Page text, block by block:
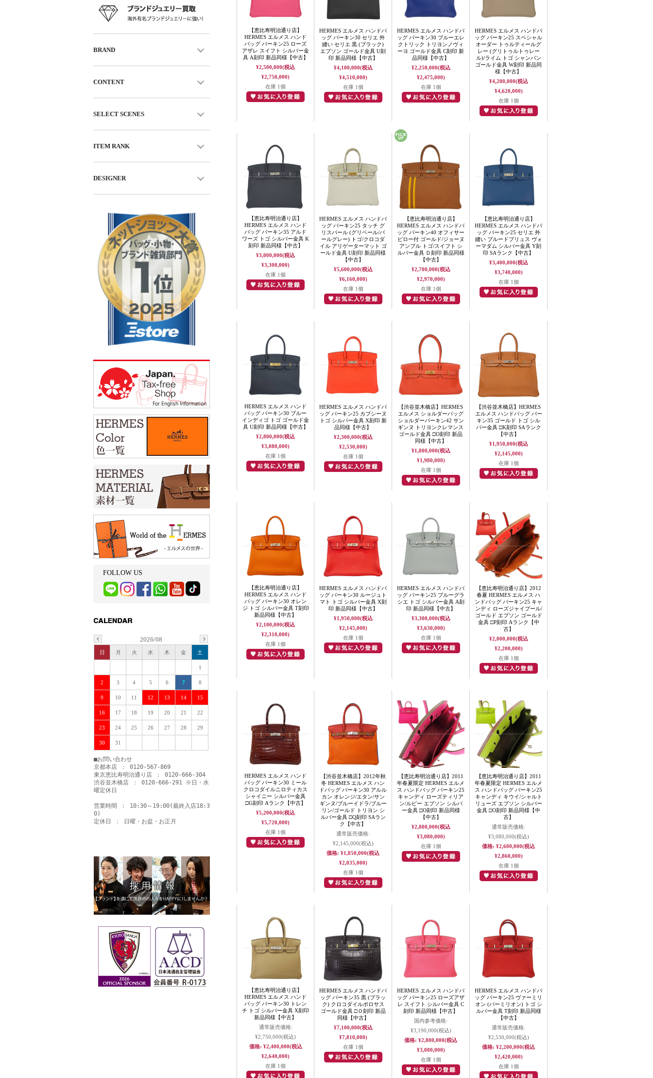
【恵比寿明治通り店】
HERMES エルメス ハンド
バッグ バーキン25 ローズ
アザレ スイフト シルバー金
具 A刻印 新品同様【中古】
¥2,500,000(税込
¥2,750,000)
在庫 1個
HERMES エルメス ハンドバ
ッグ バーキン30 セリエ 外
縫い セリエ 黒 (ブラック)
エプソン ゴールド金具 U刻
印 新品同様【中古】
¥4,100,000(税込
¥4,510,000)
在庫 1個
HERMES エルメス ハンドバ
ッグ バーキン30 ブルーエレ
クトリック トリヨンノヴィ
ーヨ ゴールド金具 C刻印 新
品同様【中古】
¥2,250,000(税込
¥2,475,000)
在庫 1個
HERMES エルメス ハンドバ
ッグ バーキン25 スペシャル
オーダー トゥルティールグ
レー (グリトゥルトゥレー
ル)/ライム トゴ シャンパン
ゴールド金具 W刻印 新品同
様【中古】
¥4,200,000(税込
¥4,620,000)
在庫 1個
【恵比寿明治通り店】
HERMES エルメス ハンド
バッグ バーキン35 アルド
ワーズ トゴ シルバー金具 K
刻印 新品同様【中古】
¥3,000,000(税込
¥3,300,000)
在庫 1個
HERMES エルメス ハンドバ
ッグ バーキン25 タッチ グ
リスパール (グリペール/パ
ールグレー) トゴ/クロコダ
イル アリゲーターマット ゴ
ールド金具 U刻印 新品同様
【中古】
¥5,600,000(税込
¥6,160,000)
在庫 1個
【恵比寿明治通り店】
HERMES エルメス ハンドバ
ッグ バーキン40 オフィサー
ピロー付 ゴールド/ジョーヌ
アンブル トゴ/スイフト シ
ルバー金具 Ｄ刻印 新品同様
【中古】
¥2,700,000(税込
¥2,970,000)
在庫 1個
【恵比寿明治通り店】
HERMES エルメス ハンドバ
ッグ バーキン25 セリエ 外
縫い ブルードプリュス ヴォ
ーマダム シルバー金具 Y刻
印 SAランク【中古】
¥3,400,000(税込
¥3,740,000)
在庫 1個
HERMES エルメス ハンド
バッグ バーキン30 ブルー
インディゴ トゴ ゴールド金
具 U刻印 新品同様【中古】
¥2,800,000(税込
¥3,080,000)
在庫 1個
HERMES エルメス ハンドバ
ッグ バーキン25 カプシーヌ
トゴ シルバー金具 X刻印 新
品同様【中古】
¥2,300,000(税込
¥2,530,000)
在庫 1個
【渋谷並木橋店】HERMES
エルメス ショルダーバッグ
ショルダーバーキン42 サン
ギンヌ トリヨンクレマンス
ゴールド金具 □O刻印 新品
同様【中古】
¥1,800,000(税込
¥1,980,000)
在庫 1個
【渋谷並木橋店】HERMES
エルメス ハンドバッグ バー
キン35 ゴールド トゴ シル
バー金具 □K刻印 SAランク
【中古】
¥1,950,000(税込
¥2,145,000)
在庫 1個
【恵比寿明治通り店】
HERMES エルメス ハンド
バッグ バーキン30 オレン
ジ トゴ シルバー金具 T刻印
新品同様【中古】
¥2,100,000(税込
¥2,310,000)
在庫 1個
HERMES エルメス ハンドバ
ッグ バーキン30 ルージュト
マト トゴ シルバー金具 X刻
印 新品同様【中古】
¥1,950,000(税込
¥2,145,000)
在庫 1個
HERMES エルメス ハンドバ
ッグ バーキン25 ブルーグラ
シエ トゴ シルバー金具 A刻
印 新品同様【中古】
¥3,300,000(税込
¥3,630,000)
在庫 1個
【恵比寿明治通り店】2012
春夏 HERMES エルメス ハ
ンドバッグ バーキン25 キャ
ンディ ローズジャイプール/
ゴールド エプソン ゴールド
金具 □P刻印 Aランク【中
古】
¥2,000,000(税込
¥2,200,000)
在庫 1個
HERMES エルメス ハンド
バッグ バーキン30 ミール
クロコダイルニロティカス
シャイニー シルバー金具
□G刻印 Aランク【中古】
¥5,200,000(税込
¥5,720,000)
在庫 1個
【渋谷並木橋店】2012年秋
冬 HERMES エルメス ハン
ドバッグ バーキン30 アルル
カン オレンジ/エタン/サン
ギンヌ/ブルーイドラ/ブルー
リン/ゴールド トリヨン シ
ルバー金具 □Q刻印 SAラン
ク【中古】
通常販売価格:
¥2,145,000(税込)
価格: ¥1,850,000(税込
¥2,035,000)
在庫 1個
【恵比寿明治通り店】2011
年春夏限定 HERMES エルメ
ス ハンドバッグ バーキン25
キャンディ ローズティリア
ン/ルビー エプソン シルバ
ー金具 □O刻印 新品同様
【中古】
¥2,800,000(税込
¥3,080,000)
在庫 1個
【恵比寿明治通り店】2011
年春夏限定 HERMES エルメ
ス ハンドバッグ バーキン25
キャンディ キウイ/シャルト
リューズ エプソン シルバー
金具 □O刻印 新品同様【中
古】
通常販売価格:
¥3,080,000(税込)
価格: ¥2,600,000(税込
¥2,860,000)
在庫 1個
【恵比寿明治通り店】
HERMES エルメス ハンド
バッグ バーキン30 トレン
チ トゴ シルバー金具 X刻印
新品同様【中古】
通常販売価格:
¥2,750,000(税込)
価格: ¥2,400,000(税込
¥2,640,000)
在庫 1個
HERMES エルメス ハンドバ
ッグ バーキン35 黒 (ブラッ
ク) クロコダイルポロサス
ゴールド金具 □Ｏ刻印 新品
同様【中古】
¥7,100,000(税込
¥7,810,000)
在庫 1個
HERMES エルメス ハンドバ
ッグ バーキン25 ローズアザ
レ スイフト シルバー金具 C
刻印 新品同様【中古】
国内参考価格:
¥3,190,000(税込)
価格: ¥2,800,000(税込
¥3,080,000)
在庫 1個
HERMES エルメス ハンドバ
ッグ バーキン25 ヴァーミリ
オン (バーミリオン) トゴ シ
ルバー金具 T刻印 新品同様
【中古】
通常販売価格:
¥2,530,000(税込)
価格: ¥2,200,000(税込
¥2,420,000)
在庫 1個
BRAND
CONTENT
SELECT SCENES
ITEM RANK
DESIGNER
FOLLOW US
2026/08
日 月 火 水 木 金 土
1
2 3 4 5 6 7 8
9 10 11 12 13 14 15
16 17 18 19 20 21 22
23 24 25 26 27 28 29
30 31
■お問い合わせ
京都本店 ： 0120-567-869
東京恵比寿明治通り店 ： 0120-666-304
渋谷並木橋店 ： 0120-666-291 ※日・水
曜定休日
営業時間 ： 10:30～19:00(最終入店18:3
0)
定休日 ： 日曜・お盆・お正月